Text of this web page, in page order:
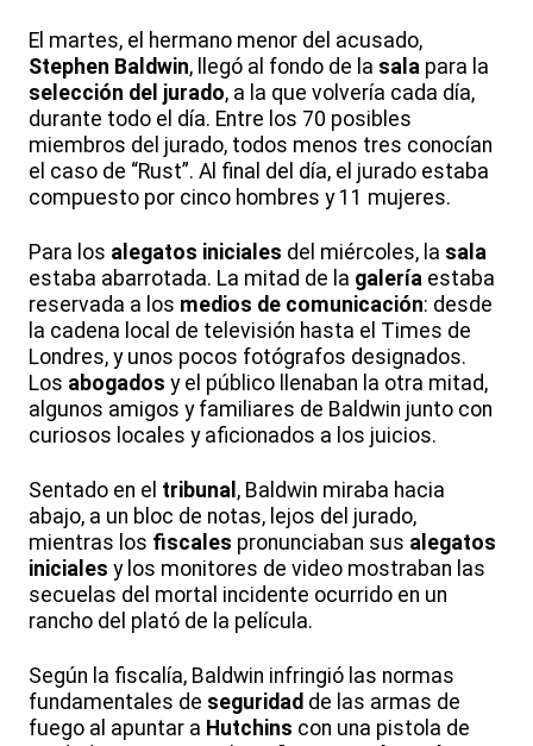
El martes, el hermano menor del acusado,
Stephen Baldwin, llegó al fondo de la sala para la
selección del jurado, a la que volvería cada día,
durante todo el día. Entre los 70 posibles
miembros del jurado, todos menos tres conocían
el caso de “Rust”. Al final del día, el jurado estaba
compuesto por cinco hombres y 11 mujeres.
Para los alegatos iniciales del miércoles, la sala
estaba abarrotada. La mitad de la galería estaba
reservada a los medios de comunicación: desde
la cadena local de televisión hasta el Times de
Londres, y unos pocos fotógrafos designados.
Los abogados y el público llenaban la otra mitad,
algunos amigos y familiares de Baldwin junto con
curiosos locales y aficionados a los juicios.
Sentado en el tribunal , Baldwin miraba hacia
abajo, a un bloc de notas, lejos del jurado,
mientras los fiscales pronunciaban sus alegatos
iniciales y los monitores de video mostraban las
secuelas del mortal incidente ocurrido en un
rancho del plató de la película.
Según la fiscalía, Baldwin infringió las normas
fundamentales de seguridad de las armas de
fuego al apuntar a Hutchins con una pistola de